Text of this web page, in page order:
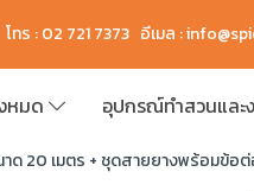
โทร : 02 721 7373 อีเมล :
หมด อุปกรณ์ทำสวนและ
20 เมตร + ชุดสายยางพร้อมข้อต่